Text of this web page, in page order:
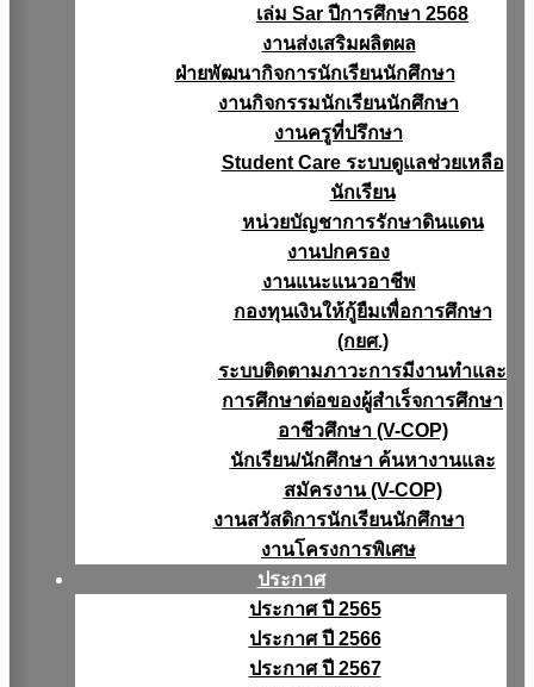
เล่ม Sar ปีการศึกษา 2568
งานส่งเสริมผลิตผล
ฝ่ายพัฒนากิจการนักเรียนนักศึกษา
งานกิจกรรมนักเรียนนักศึกษา
งานครูที่ปรึกษา
Student Care ระบบดูแลช่วยเหลือ
นักเรียน
หน่วยบัญชาการรักษาดินแดน
งานปกครอง
งานแนะแนวอาชีพ
กองทุนเงินให้กู้ยืมเพื่อการศึกษา
(กยศ.)
ระบบติดตามภาวะการมีงานทำและ
การศึกษาต่อของผู้สำเร็จการศึกษา
อาชีวศึกษา (V-COP)
นักเรียน/นักศึกษา ค้นหางานและ
สมัครงาน (V-COP)
งานสวัสดิการนักเรียนนักศึกษา
งานโครงการพิเศษ
ประกาศ
ประกาศ ปี 2565
ประกาศ ปี 2566
ประกาศ ปี 2567